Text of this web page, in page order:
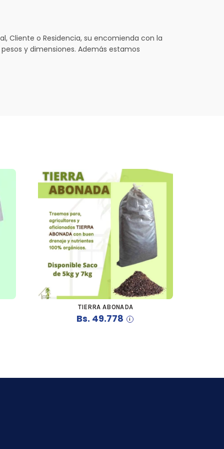
Cliente o Residencia, su encomienda con la
y dimensiones. Además estamos
COMPRAR
TIERRA ABONADA
Bs. 49.778